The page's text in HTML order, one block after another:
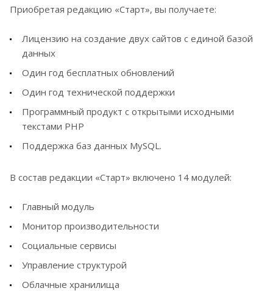
Приобретая редакцию «Старт», вы получаете:
Лицензию на создание двух сайтов с единой базой
данных
Один год бесплатных обновлений
Один год технической поддержки
Программный продукт с открытыми исходными
текстами PHP
Поддержка баз данных MySQL.
В состав редакции «Старт» включено 14 модулей:
Главный модуль
Монитор производительности
Социальные сервисы
Управление структурой
Облачные хранилища